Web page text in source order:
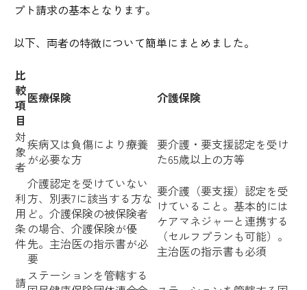
プト請求の基本となります。
以下、両者の特徴について簡単にまとめました。
比
較
項
目
医療保険 介護保険
対
象
者
疾病又は負傷により療養
が必要な方
要介護・要支援認定を受け
た65歳以上の方等
利
用
条
件
介護認定を受けていない
方、別表7に該当する方な
ど。介護保険の被保険者
の場合、介護保険が優
先。主治医の指示書が必
要
要介護（要支援）認定を受
けていること。基本的には
ケアマネジャーと連携する
（セルフプランも可能）。
主治医の指示書も必須
請ステーションを管轄する